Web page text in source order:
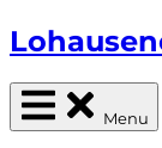
Skip
to
content
Sportverein
Menu